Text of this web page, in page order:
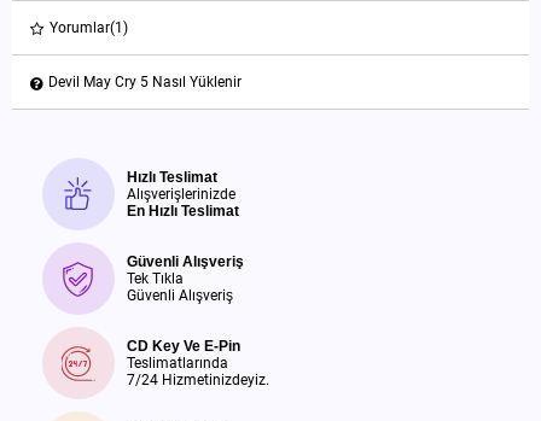
Yorumlar(1)
Devil May Cry 5 Nasıl Yüklenir
Hızlı Teslimat
Alışverişlerinizde
En Hızlı Teslimat
Güvenli Alışveriş
Tek Tıkla
Güvenli Alışveriş
CD Key Ve E-Pin
Teslimatlarında
7/24 Hizmetinizdeyiz.